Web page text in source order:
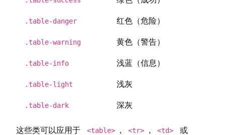
.table-danger 红色（危险）
.table-warning 黄色（警告）
.table-info 浅蓝（信息）
.table-light 浅灰
.table-dark 深灰
这些类可以应用于 <table> , <tr> , <td> 或